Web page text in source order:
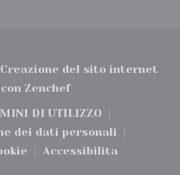
Creazione del sito internet
Zenchef((apre una nuova
finestra))
DI UTILIZZO
((apre una nuova
dei dati personali
((apre una nuova finestra))
una nuova finestra))
Accessibilita
((apre una